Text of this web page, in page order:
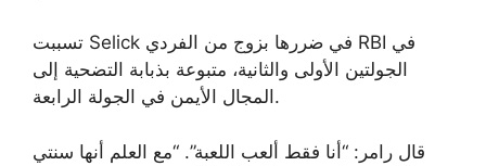
تسببت Selick في ضررها بزوج من الفردي RBI في
الجولتين الأولى والثانية، متبوعة بذبابة التضحية إلى
المجال الأيمن في الجولة الرابعة.
قال رامر: “أنا فقط ألعب اللعبة”. “مع العلم أنها سنتي